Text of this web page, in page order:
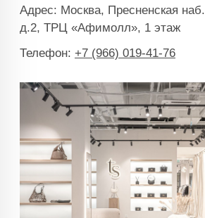
Покупателям
О нас
О брендах в магазине
Как добраться до
Новости
Контакты
Блог
Аксессуары
Блузы
Верхняя одежда
Джинсы
Жакеты и жилеты
+7 (966) 019-41-76